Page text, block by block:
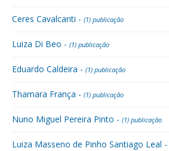
Ceres Cavalcanti - (1) publicação
Luiza Di Beo - (1) publicação
Eduardo Caldeira - (1) publicação
Thamara França - (1) publicação
Nuno Miguel Pereira Pinto - (1) publicação
Luiza Masseno de Pinho Santiago Leal -